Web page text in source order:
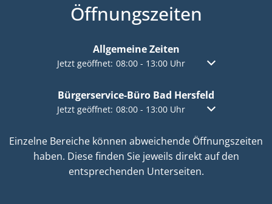
Öffnungszeiten
Allgemeine Zeiten
Klicken, um weitere Öffnungs- oder Schließzeiten
Jetzt geöffnet: 08:00- 13:00Uhr Von 08:00 bis
Bürgerservice-Büro Bad Hersfeld
Klicken, um weitere Öffnungs- oder Schließzeiten
Jetzt geöffnet: 08:00- 13:00Uhr Von 08:00 bis
Einzelne Bereiche können abweichende Öffnungszeiten
haben. Diese finden Sie jeweils direkt auf den
entsprechenden Unterseiten.